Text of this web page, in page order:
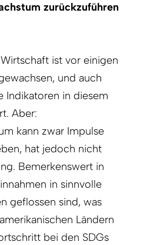
zurückzuführen
ist vor einigen
und auch
Indikatoren in diesem
Aber:
kann zwar Impulse
hat jedoch nicht
Bemerkenswert in
in sinnvolle
geflossen sind, was
Ländern
bei den SDGs